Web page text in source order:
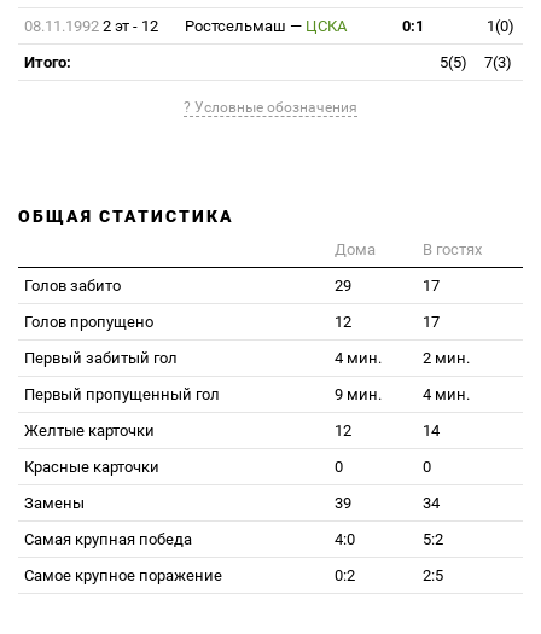
08.11.1992 2 эт - 12 Ростсельмаш — ЦСКА 0:1
1(0)
Итого:
5(5) 7(3)
? Условные обозначения
ОБЩАЯ СТАТИСТИКА
Дома
В гостях
Голов забито
29
17
Голов пропущено
12
17
Первый забитый гол
4 мин.
2 мин.
Первый пропущенный гол
9 мин.
4 мин.
Желтые карточки
12
14
Красные карточки
0
0
Замены
39
34
Самая крупная победа
4:0
5:2
Самое крупное поражение
0:2 2:5